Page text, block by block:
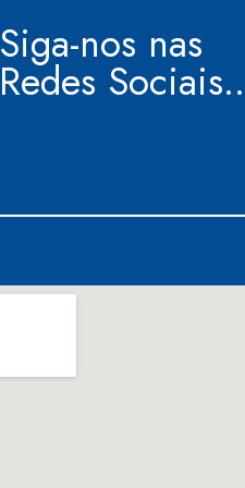
Siga-nos nas
Redes